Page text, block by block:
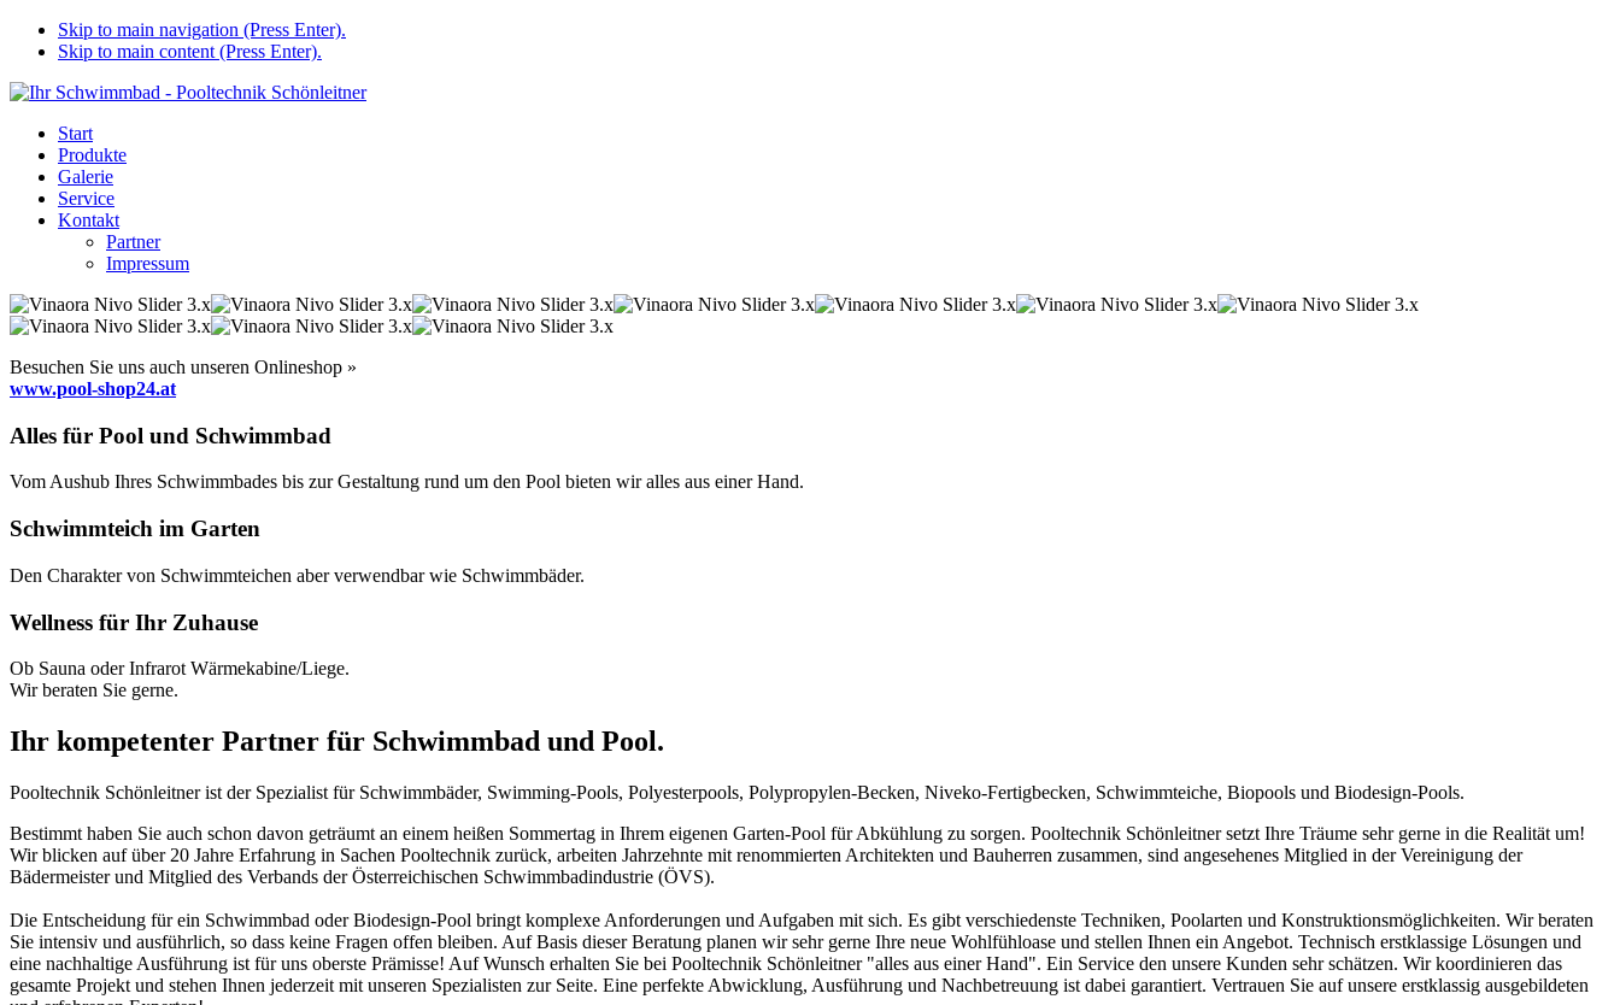
Skip to main navigation (Press Enter).
Skip to main content (Press Enter).
Start
Produkte
Galerie
Service
Kontakt
Partner
Impressum
Besuchen Sie uns auch unseren Onlineshop »
www.pool-shop24.at
Alles für Pool und Schwimmbad
Vom Aushub Ihres Schwimmbades bis zur Gestaltung rund um den Pool bieten wir alles aus einer Hand.
Schwimmteich im Garten
Den Charakter von Schwimmteichen aber verwendbar wie Schwimmbäder.
Wellness für Ihr Zuhause
Ob Sauna oder Infrarot Wärmekabine/Liege.
Wir beraten Sie gerne.
Ihr kompetenter Partner für Schwimmbad und Pool.
Pooltechnik Schönleitner ist der Spezialist für Schwimmbäder, Swimming-Pools, Polyesterpools, Polypropylen-Becken, Niveko-Fertigbecken, Schwimmteiche, Biopools und Biodesign-Pools.
Bestimmt haben Sie auch schon davon geträumt an einem heißen Sommertag in Ihrem eigenen Garten-Pool für Abkühlung zu sorgen. Pooltechnik Schönleitner setzt Ihre Träume sehr gerne in die Realität um!
Wir blicken auf über 20 Jahre Erfahrung in Sachen Pooltechnik zurück, arbeiten Jahrzehnte mit renommierten Architekten und Bauherren zusammen, sind angesehenes Mitglied in der Vereinigung der
Bädermeister und Mitglied des Verbands der Österreichischen Schwimmbadindustrie (ÖVS).
Die Entscheidung für ein Schwimmbad oder Biodesign-Pool bringt komplexe Anforderungen und Aufgaben mit sich. Es gibt verschiedenste Techniken, Poolarten und Konstruktionsmöglichkeiten. Wir beraten
Sie intensiv und ausführlich, so dass keine Fragen offen bleiben. Auf Basis dieser Beratung planen wir sehr gerne Ihre neue Wohlfühloase und stellen Ihnen ein Angebot. Technisch erstklassige Lösungen und
eine nachhaltige Ausführung ist für uns oberste Prämisse! Auf Wunsch erhalten Sie bei Pooltechnik Schönleitner "alles aus einer Hand". Ein Service den unsere Kunden sehr schätzen. Wir koordinieren das
gesamte Projekt und stehen Ihnen jederzeit mit unseren Spezialisten zur Seite. Eine perfekte Abwicklung, Ausführung und Nachbetreuung ist dabei garantiert. Vertrauen Sie auf unsere erstklassig ausgebildeten